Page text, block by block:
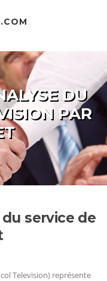
DU
PAR
service de
Television) représente